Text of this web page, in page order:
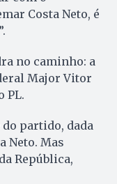
Costa Neto, é
no caminho: a
Major Vitor
PL.
partido, dada
Neto. Mas
República,